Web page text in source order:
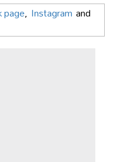
page, Instagram and